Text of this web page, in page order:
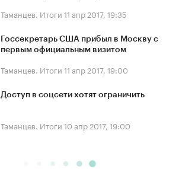
Таманцев. Итоги 11 апр 2017, 19:35
Госсекретарь США прибыл в Москву с
первым официальным визитом
Таманцев. Итоги 11 апр 2017, 19:00
Доступ в соцсети хотят ограничить
Таманцев. Итоги 10 апр 2017, 19:00